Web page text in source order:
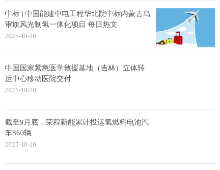
中标 | 中国能建中电工程华北院中标内蒙古乌
审旗风光制氢一体化项目 每日热文
2025-10-16
中国国家紧急医学救援基地（吉林）立体转
运中心移动医院交付
2025-10-16
截至9月底，荣程新能累计投运氢燃料电池汽
车860辆
2025-10-16